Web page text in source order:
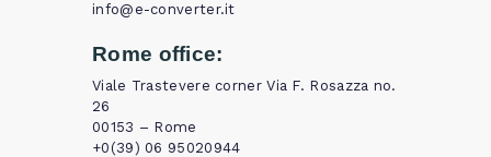
info@e-converter.it
Rome office:
Viale Trastevere corner Via F. Rosazza no.
26
00153 – Rome
+0(39) 06 95020944